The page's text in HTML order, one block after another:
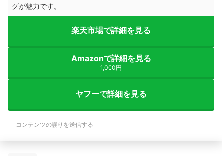
グが魅力です。
楽天市場で詳細を見る
Amazonで詳細を見る
1,000円
ヤフーで詳細を見る
コンテンツの誤りを送信する